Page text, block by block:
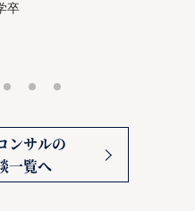
卒
ンサルの
一覧へ